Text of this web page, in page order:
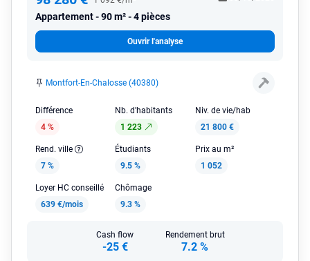
Appartement 90 m² - 4 pièces
Ouvrir l'analyse
Montfort-En-Chalosse (40380)
Différence
4 %
Nb. d'habitants
1 223
Niv. de vie/hab
21 800 €
Rend. ville
7 %
Étudiants
9.5 %
Prix au m²
1 052
Loyer HC conseillé
639 €/mois
Chômage
9.3 %
Cash flow
-25 €
Rendement brut
7.2 %